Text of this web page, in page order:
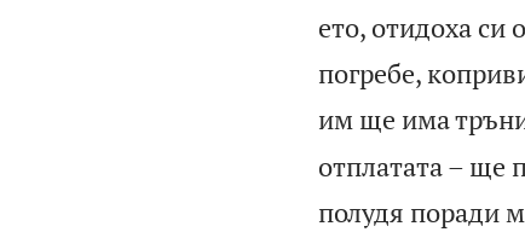
ето, отидоха
погребе,
им ще има
отплатата – ще
полудя поради